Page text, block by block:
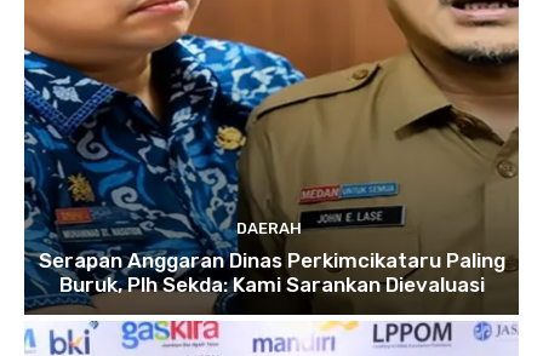
DAERAH
Serapan Anggaran Dinas Perkimcikataru Paling
Buruk, Plh Sekda: Kami Sarankan Dievaluasi